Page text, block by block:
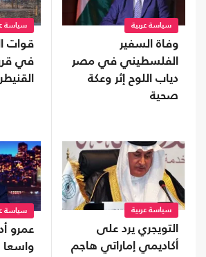
سياسة عربية
وفاة السفير
الفلسطيني في مصر
دياب اللوح إثر وعكة
صحية
سياسة
قوات
في
سياسة عربية
التويجري يرد على
أكاديمي إماراتي هاجم
سياسة
عمرو